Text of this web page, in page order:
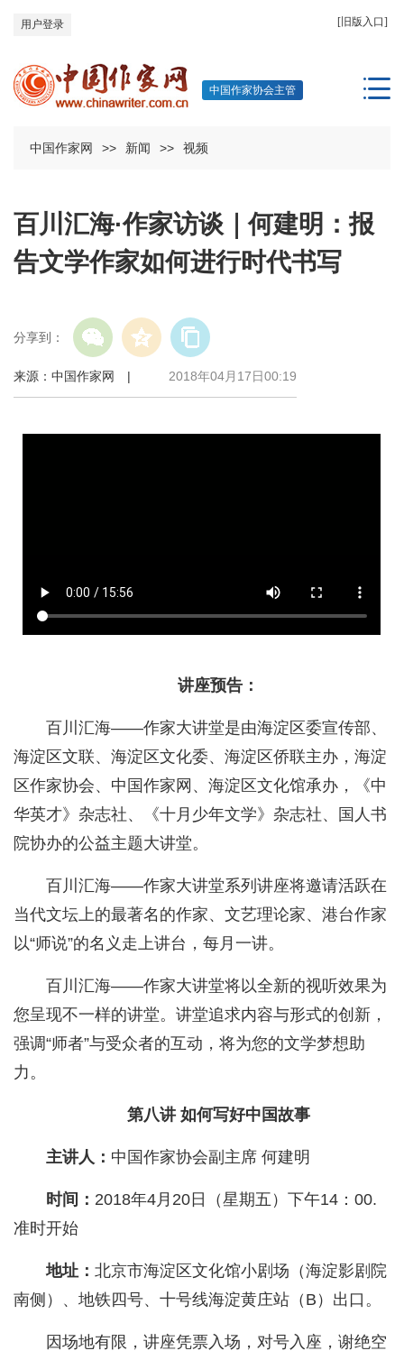
[旧版入口]
用户登录
中国作家协会主管
中国作家网 >> 新闻 >> 视频
百川汇海·作家访谈｜何建明：报
告文学作家如何进行时代书写
分享到：
来源：中国作家网 | 2018年04月17日00:19
讲座预告：
百川汇海——作家大讲堂是由海淀区委宣传部、
海淀区文联、海淀区文化委、海淀区侨联主办，海淀
区作家协会、中国作家网、海淀区文化馆承办，《中
华英才》杂志社、《十月少年文学》杂志社、国人书
院协办的公益主题大讲堂。
百川汇海——作家大讲堂系列讲座将邀请活跃在
当代文坛上的最著名的作家、文艺理论家、港台作家
以“师说”的名义走上讲台，每月一讲。
百川汇海——作家大讲堂将以全新的视听效果为
您呈现不一样的讲堂。讲堂追求内容与形式的创新，
强调“师者”与受众者的互动，将为您的文学梦想助
力。
第八讲 如何写好中国故事
主讲人： 中国作家协会副主席 何建明
时间： 2018年4月20日（星期五）下午14：00.
准时开始
地址： 北京市海淀区文化馆小剧场（海淀影剧院
南侧）、地铁四号、十号线海淀黄庄站（B）出口。
因场地有限，讲座凭票入场，对号入座，谢绝空